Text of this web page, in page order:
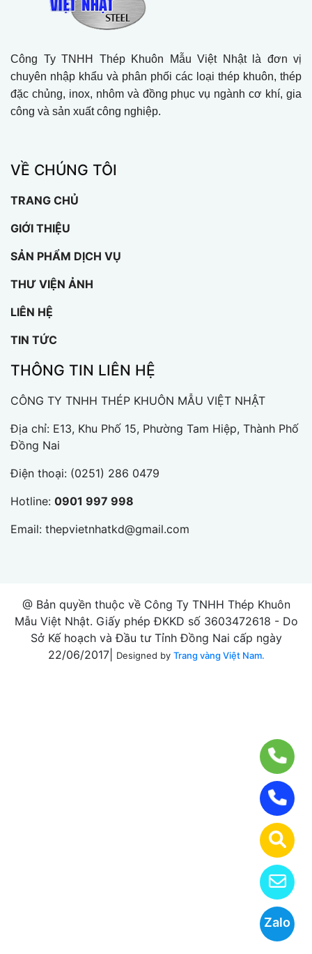
Zalo
Công Ty TNHH Thép Khuôn Mẫu Việt Nhật là đơn vị
chuyên nhập khẩu và phân phối các loại thép khuôn, thép
đặc chủng, inox, nhôm và đồng phục vụ ngành cơ khí, gia
công và sản xuất công nghiệp.
VỀ CHÚNG TÔI
TRANG CHỦ
GIỚI THIỆU
SẢN PHẨM DỊCH VỤ
THƯ VIỆN ẢNH
LIÊN HỆ
TIN TỨC
THÔNG TIN LIÊN HỆ
CÔNG TY TNHH THÉP KHUÔN MẪU VIỆT NHẬT
Địa chỉ: E13, Khu Phố 15, Phường Tam Hiệp, Thành Phố
Đồng Nai
Điện thoại: (0251) 286 0479
Hotline: 0901 997 998
Email: thepvietnhatkd@gmail.com
@ Bản quyền thuộc về Công Ty TNHH Thép Khuôn
Mẫu Việt Nhật. Giấy phép ĐKKD số 3603472618 - Do
Sở Kế hoạch và Đầu tư Tỉnh Đồng Nai cấp ngày
22/06/2017|
Designed by Trang vàng Việt Nam.